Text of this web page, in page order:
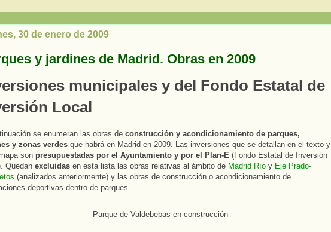
30 de enero de 2009
y jardines de Madrid. Obras en 2009
municipales y del Fondo Estatal de
Local
se enumeran las obras de construcción y acondicionamiento de parques,
y zonas verdes que habrá en Madrid en 2009. Las inversiones que se detallan en el texto y
son presupuestadas por el Ayuntamiento y por el Plan-E (Fondo Estatal de Inversión
Quedan excluidas en esta lista las obras relativas al ámbito de Madrid Río y Eje Prado-
(analizados anteriormente) y las obras de construcción o acondicionamiento de
deportivas dentro de parques.